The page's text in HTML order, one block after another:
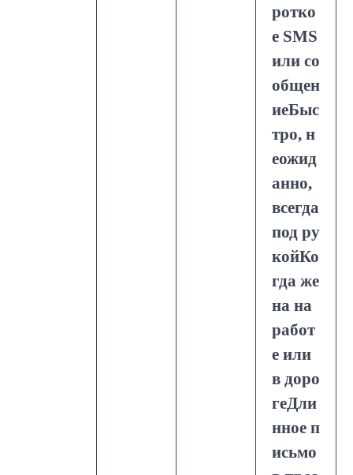
ротко
е SMS
или со
общен
иеБыс
тро, н
еожид
анно,
всегда
под ру
койКо
гда же
на на
работ
е или
в доро
геДли
нное п
исьмо